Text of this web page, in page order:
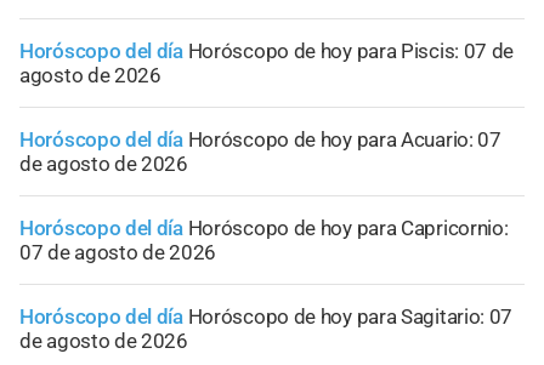
Horóscopo del día Horóscopo de hoy para Piscis: 07 de
agosto de 2026
Horóscopo del día Horóscopo de hoy para Acuario: 07
de agosto de 2026
Horóscopo del día Horóscopo de hoy para Capricornio:
07 de agosto de 2026
Horóscopo del día Horóscopo de hoy para Sagitario: 07
de agosto de 2026